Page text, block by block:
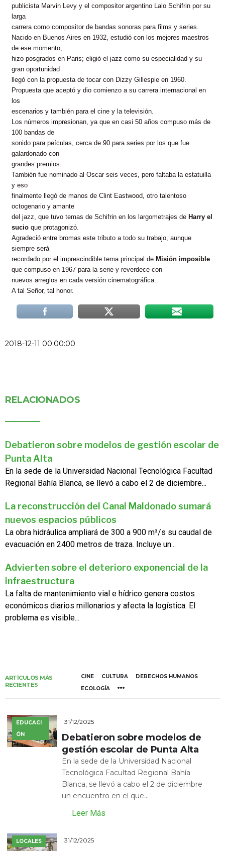
publicista Marvin Levy y el compositor argentino Lalo Schifrin por su
larga
carrera como compositor de bandas sonoras para films y series.
Nacido en Buenos Aires en 1932, estudió con los mejores maestros
de ese momento,
hizo posgrados en Paris; eligió el jazz como su especialidad y su
gran oportunidad
llegó con la propuesta de tocar con Dizzy Gillespie en 1960.
Propuesta que aceptó y dio comienzo a su carrera internacional en
los
escenarios y también para el cine y la televisión.
Los números impresionan, ya que en casi 50 años compuso más de
100 bandas de
sonido para peículas, cerca de 90 para series por los que fue
galardonado con
grandes premios.
También fue nominado al Oscar seis veces, pero faltaba la estatuilla
y eso
finalmente llegó de manos de Clint Eastwood, otro talentoso
octogenario y amante
del jazz, que tuvo temas de Schifrin en los largometrajes de Harry el
sucio que protagonizó.
Agradeció entre bromas este tributo a todo su trabajo, aunque
siempre será
recordado por el imprescindible tema principal de Misión imposible
que compuso en 1967 para la serie y reverdece con
nuevos arreglos en cada versión cinematográfica.
A tal Señor, tal honor.
2018-12-11 00:00:00
RELACIONADOS
Debatieron sobre modelos de gestión escolar de
Punta Alta
En la sede de la Universidad Nacional Tecnológica Facultad
Regional Bahía Blanca, se llevó a cabo el 2 de diciembre...
La reconstrucción del Canal Maldonado sumará
nuevos espacios públicos
La obra hidráulica ampliará de 300 a 900 m³/s su caudal de
evacuación en 2400 metros de traza. Incluye un...
Advierten sobre el deterioro exponencial de la
infraestructura
La falta de mantenimiento vial e hídrico genera costos
económicos diarios millonarios y afecta la logística. El
problema es visible...
ARTÍCULOS MÁS
RECIENTES
CINE CULTURA
DERECHOS HUMANOS
ECOLOGÍA
EDUCACI
ÓN
31/12/2025
Debatieron sobre modelos de
gestión escolar de Punta Alta
En la sede de la Universidad Nacional
Tecnológica Facultad Regional Bahía
Blanca, se llevó a cabo el 2 de diciembre
un encuentro en el que...
Leer Más
LOCALES 31/12/2025